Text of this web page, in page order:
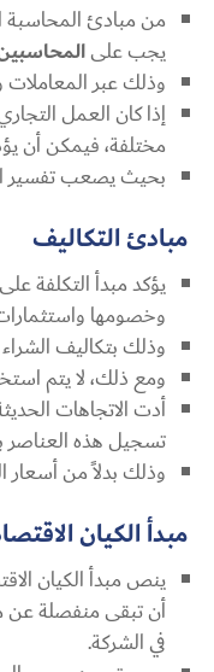
من مبادئ المحاسبة
يجب على
وذلك عبر
إذا كان العمل
مختلفة، فيمكن أن
بحيث يصعب تفسير
مبادئ التكاليف
يؤكد مبدأ التكلفة
وخصومها
وذلك بتكاليف الشراء
ومع ذلك، لا يتم
أدت الاتجاهات
تسجيل هذه العناصر
وذلك بدلاً من أسعار
مبدأ الكيان
ينص مبدأ الكيان
أن تبقى منفصلة عن
في الشركة.